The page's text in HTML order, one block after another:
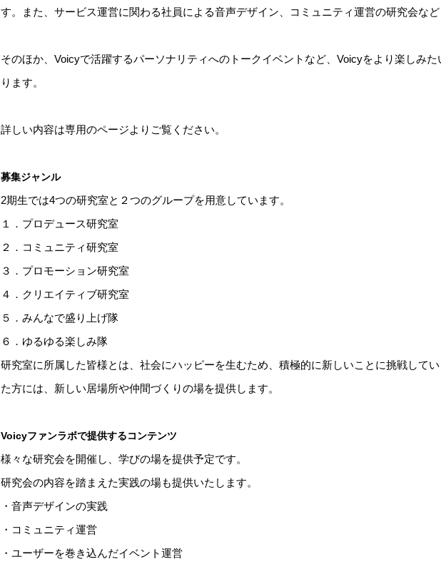
す。また、サービス運営に関わる社員による音声デザイン、コミュニティ運営の研究会など
そのほか、Voicyで活躍するパーソナリティへのトークイベントなど、Voicyをより楽しみ
ります。
詳しい内容は専用のページよりご覧ください。
募集ジャンル
2期生では4つの研究室と２つのグループを用意しています。
１．プロデュース研究室
２．コミュニティ研究室
３．プロモーション研究室
４．クリエイティブ研究室
５．みんなで盛り上げ隊
６．ゆるゆる楽しみ隊
研究室に所属した皆様とは、社会にハッピーを生むため、積極的に新しいことに挑戦して
た方には、新しい居場所や仲間づくりの場を提供します。
Voicyファンラボで提供するコンテンツ
様々な研究会を開催し、学びの場を提供予定です。
研究会の内容を踏まえた実践の場も提供いたします。
・音声デザインの実践
・コミュニティ運営
・ユーザーを巻き込んだイベント運営